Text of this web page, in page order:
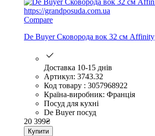
Compare
De Buyer Сковорода вок 32 см Affinity
Доставка 10-15 днів
Артикул: 3743.32
Код товару : 3057968922
Країна-виробник: Франція
Посуд для кухні
De Buyer посуд
20 399₴
Купити